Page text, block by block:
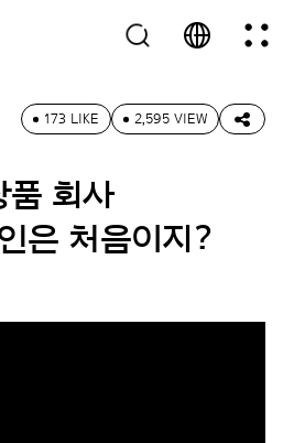
173 LIKE 2,595 VIEW
품 회사
은 처음이지?